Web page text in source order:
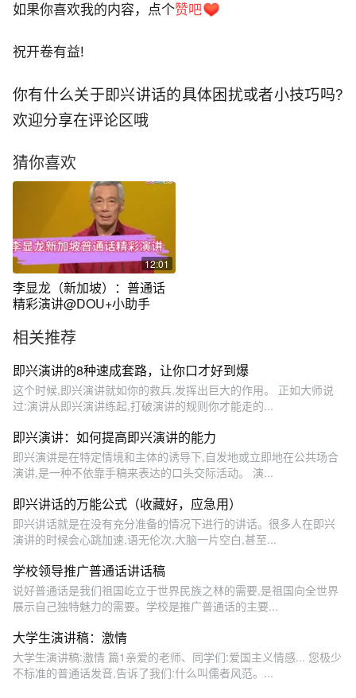
如果你喜欢我的内容，点个赞吧
祝开卷有益!
你有什么关于即兴讲话的具体困扰或者小技巧吗?
欢迎分享在评论区哦
猜你喜欢
12:01
李显龙（新加坡）：普通话
精彩演讲@DOU+小助手
相关推荐
即兴演讲的8种速成套路，让你口才好到爆
这个时候,即兴演讲就如你的救兵,发挥出巨大的作用。 正如大师说
过:演讲从即兴演讲练起,打破演讲的规则你才能走的...
即兴演讲：如何提高即兴演讲的能力
即兴演讲是在特定情境和主体的诱导下,自发地或立即地在公共场合
演讲,是一种不依靠手稿来表达的口头交际活动。 演...
即兴讲话的万能公式（收藏好，应急用）
即兴讲话就是在没有充分准备的情况下进行的讲话。很多人在即兴
演讲的时候会心跳加速,语无伦次,大脑一片空白,甚至...
学校领导推广普通话讲话稿
说好普通话是我们祖国屹立于世界民族之林的需要,是祖国向全世界
展示自己独特魅力的需要。学校是推广普通话的主要...
大学生演讲稿：激情
大学生演讲稿:激情 篇1亲爱的老师、同学们:爱国主义情感... 您极少
不标准的普通话发音,告诉了我们:什么叫儒者风范。...